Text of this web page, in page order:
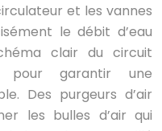
et les vannes
le débit d’eau
clair du circuit
pour garantir une
Des purgeurs d’air
les bulles d’air qui